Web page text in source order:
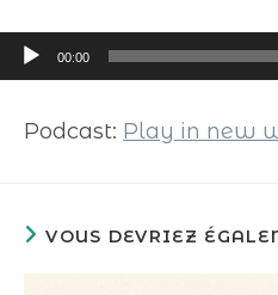
Lecteur
audio
00:00
Podcast: Play in new
VOUS DEVRIEZ